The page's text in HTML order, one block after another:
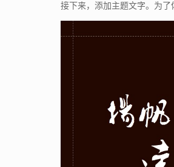
接下来，添加主题文字。为